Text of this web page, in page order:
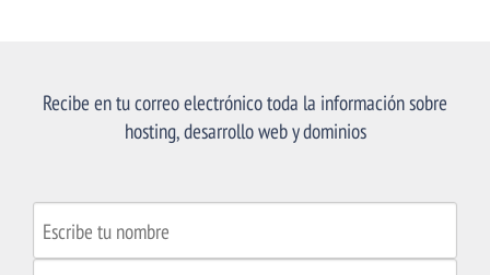
Recibe en tu correo electrónico toda la información sobre
hosting, desarrollo web y dominios